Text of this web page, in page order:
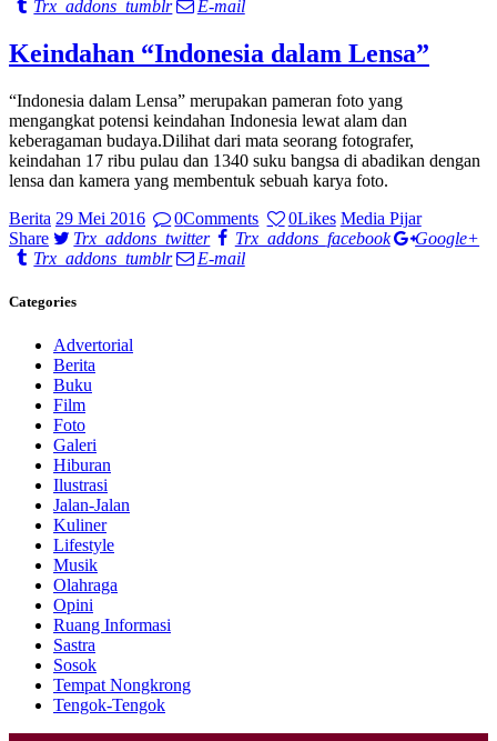
Trx_addons_tumblr
E-mail
Keindahan “Indonesia dalam Lensa”
“Indonesia dalam Lensa” merupakan pameran foto yang
mengangkat potensi keindahan Indonesia lewat alam dan
keberagaman budaya.Dilihat dari mata seorang fotografer,
keindahan 17 ribu pulau dan 1340 suku bangsa di abadikan dengan
lensa dan kamera yang membentuk sebuah karya foto.
Berita 29 Mei 2016 0Comments 0Likes Media Pijar
Share
Trx_addons_twitter Trx_addons_facebook
Google+
Trx_addons_tumblr
E-mail
Categories
Advertorial
Berita
Buku
Film
Foto
Galeri
Hiburan
Ilustrasi
Jalan-Jalan
Kuliner
Lifestyle
Musik
Olahraga
Opini
Ruang Informasi
Sastra
Sosok
Tempat Nongkrong
Tengok-Tengok